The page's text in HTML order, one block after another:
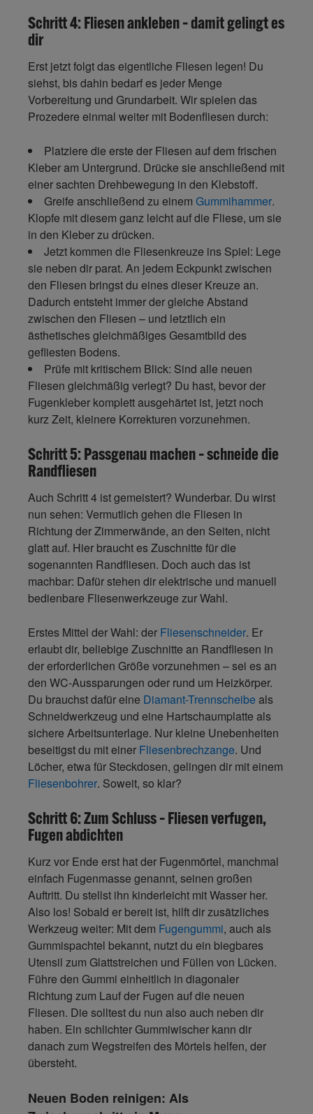
Schritt 4: Fliesen ankleben – damit gelingt es
dir
Erst jetzt folgt das eigentliche Fliesen legen! Du
siehst, bis dahin bedarf es jeder Menge
Vorbereitung und Grundarbeit. Wir spielen das
Prozedere einmal weiter mit Bodenfliesen durch:
Platziere die erste der Fliesen auf dem frischen
Kleber am Untergrund. Drücke sie anschließend mit
einer sachten Drehbewegung in den Klebstoff.
Greife anschließend zu einem Gummihammer.
Klopfe mit diesem ganz leicht auf die Fliese, um sie
in den Kleber zu drücken.
Jetzt kommen die Fliesenkreuze ins Spiel: Lege
sie neben dir parat. An jedem Eckpunkt zwischen
den Fliesen bringst du eines dieser Kreuze an.
Dadurch entsteht immer der gleiche Abstand
zwischen den Fliesen – und letztlich ein
ästhetisches gleichmäßiges Gesamtbild des
gefliesten Bodens.
Prüfe mit kritischem Blick: Sind alle neuen
Fliesen gleichmäßig verlegt? Du hast, bevor der
Fugenkleber komplett ausgehärtet ist, jetzt noch
kurz Zeit, kleinere Korrekturen vorzunehmen.
Schritt 5: Passgenau machen – schneide die
Randfliesen
Auch Schritt 4 ist gemeistert? Wunderbar. Du wirst
nun sehen: Vermutlich gehen die Fliesen in
Richtung der Zimmerwände, an den Seiten, nicht
glatt auf. Hier braucht es Zuschnitte für die
sogenannten Randfliesen. Doch auch das ist
machbar: Dafür stehen dir elektrische und manuell
bedienbare Fliesenwerkzeuge zur Wahl.
Erstes Mittel der Wahl: der Fliesenschneider. Er
erlaubt dir, beliebige Zuschnitte an Randfliesen in
der erforderlichen Größe vorzunehmen – sei es an
den WC-Aussparungen oder rund um Heizkörper.
Du brauchst dafür eine Diamant-Trennscheibe als
Schneidwerkzeug und eine Hartschaumplatte als
sichere Arbeitsunterlage. Nur kleine Unebenheiten
beseitigst du mit einer Fliesenbrechzange. Und
Löcher, etwa für Steckdosen, gelingen dir mit einem
Fliesenbohrer. Soweit, so klar?
Schritt 6: Zum Schluss – Fliesen verfugen,
Fugen abdichten
Kurz vor Ende erst hat der Fugenmörtel, manchmal
einfach Fugenmasse genannt, seinen großen
Auftritt. Du stellst ihn kinderleicht mit Wasser her.
Also los! Sobald er bereit ist, hilft dir zusätzliches
Werkzeug weiter: Mit dem Fugengummi, auch als
Gummispachtel bekannt, nutzt du ein biegbares
Utensil zum Glattstreichen und Füllen von Lücken.
Führe den Gummi einheitlich in diagonaler
Richtung zum Lauf der Fugen auf die neuen
Fliesen. Die solltest du nun also auch neben dir
haben. Ein schlichter Gummiwischer kann dir
danach zum Wegstreifen des Mörtels helfen, der
übersteht.
Neuen Boden reinigen: Als